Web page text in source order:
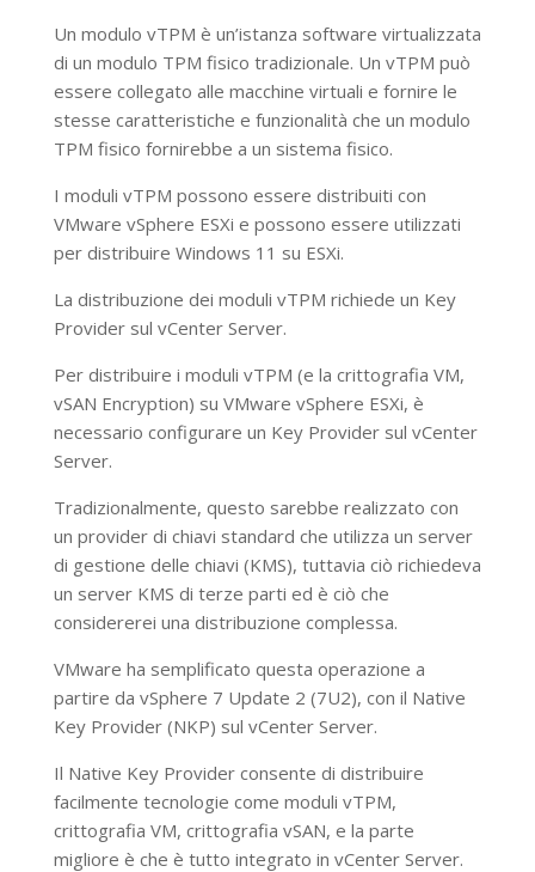
Un modulo vTPM è un’istanza software virtualizzata
di un modulo TPM fisico tradizionale. Un vTPM può
essere collegato alle macchine virtuali e fornire le
stesse caratteristiche e funzionalità che un modulo
TPM fisico fornirebbe a un sistema fisico.
I moduli vTPM possono essere distribuiti con
VMware vSphere ESXi e possono essere utilizzati
per distribuire Windows 11 su ESXi.
La distribuzione dei moduli vTPM richiede un Key
Provider sul vCenter Server.
Per distribuire i moduli vTPM (e la crittografia VM,
vSAN Encryption) su VMware vSphere ESXi, è
necessario configurare un Key Provider sul vCenter
Server.
Tradizionalmente, questo sarebbe realizzato con
un provider di chiavi standard che utilizza un server
di gestione delle chiavi (KMS), tuttavia ciò richiedeva
un server KMS di terze parti ed è ciò che
considererei una distribuzione complessa.
VMware ha semplificato questa operazione a
partire da vSphere 7 Update 2 (7U2), con il Native
Key Provider (NKP) sul vCenter Server.
Il Native Key Provider consente di distribuire
facilmente tecnologie come moduli vTPM,
crittografia VM, crittografia vSAN, e la parte
migliore è che è tutto integrato in vCenter Server.